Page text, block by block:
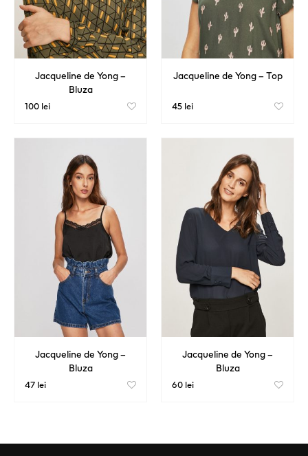
Jacqueline de Yong –
Bluza
100 lei
Jacqueline de Yong – Top
45 lei
Jacqueline de Yong –
Bluza
47 lei
Jacqueline de Yong –
Bluza
60 lei